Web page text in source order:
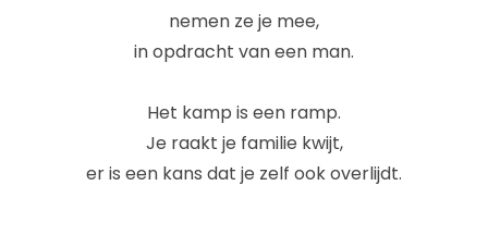
nemen ze je mee,
in opdracht van een man.
Het kamp is een ramp.
Je raakt je familie kwijt,
er is een kans dat je zelf ook overlijdt.